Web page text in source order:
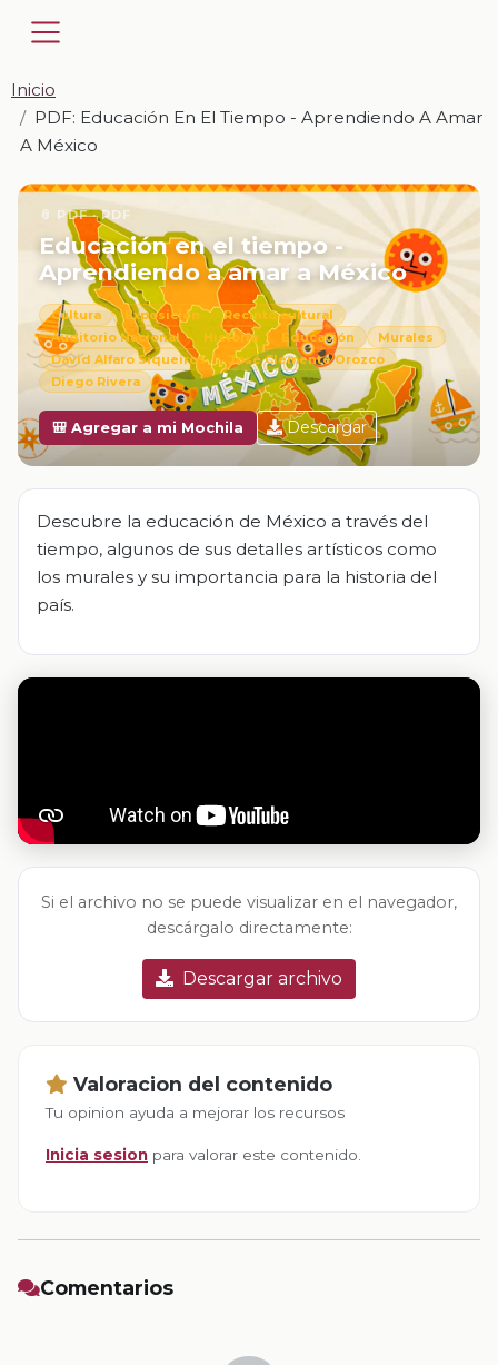
Inicio
PDF: Educación En El Tiempo - Aprendiendo A Amar
A México
📎 PDF · PDF
Educación en el tiempo -
Aprendiendo a amar a México
Cultura Exposición
Recinto cultural
Auditorio Nacional
Historia Educación
Murales
David Alfaro Siqueiros
José Clemente Orozco
Diego Rivera
🎒 Agregar a mi Mochila Descargar
Descubre la educación de México a través del
tiempo, algunos de sus detalles artísticos como
los murales y su importancia para la historia del
país.
Si el archivo no se puede visualizar en el navegador,
descárgalo directamente:
Descargar archivo
Valoracion del contenido
Tu opinion ayuda a mejorar los recursos
Inicia sesion para valorar este contenido.
Comentarios